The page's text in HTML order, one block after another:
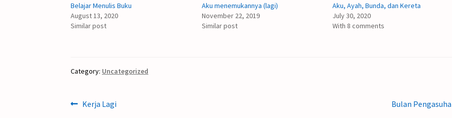
Belajar Menulis Buku
August 13, 2020
Similar post
Aku menemukannya (lagi)
November 22, 2019
Similar post
Aku, Ayah, Bunda, dan Kereta
July 30, 2020
With 8 comments
Category: Uncategorized
Post
Previous
Kerja Lagi
Next
Bulan